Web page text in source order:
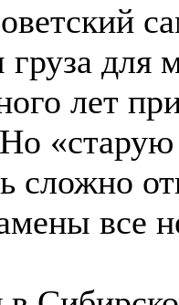
для
лет
«старую
сложно
все